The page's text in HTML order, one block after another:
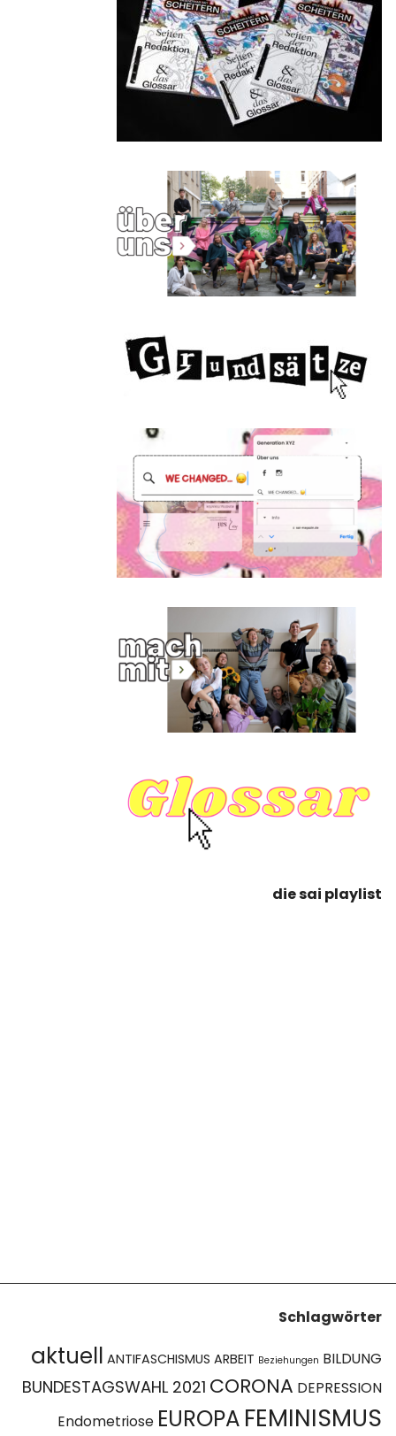
die sai playlist
Schlagwörter
aktuell ANTIFASCHISMUS ARBEIT Beziehungen BILDUNG
BUNDESTAGSWAHL 2021 CORONA DEPRESSION
Endometriose EUROPA FEMINISMUS